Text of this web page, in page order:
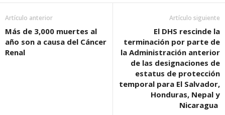
Artículo anterior
Más de 3,000 muertes al
año son a causa del Cáncer
Renal
Artículo siguiente
El DHS rescinde la
terminación por parte de
la Administración anterior
de las designaciones de
estatus de protección
temporal para El Salvador,
Honduras, Nepal y
Nicaragua